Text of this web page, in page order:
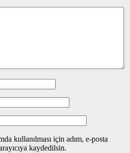
kullanılması için adım, e-posta
kaydedilsin.